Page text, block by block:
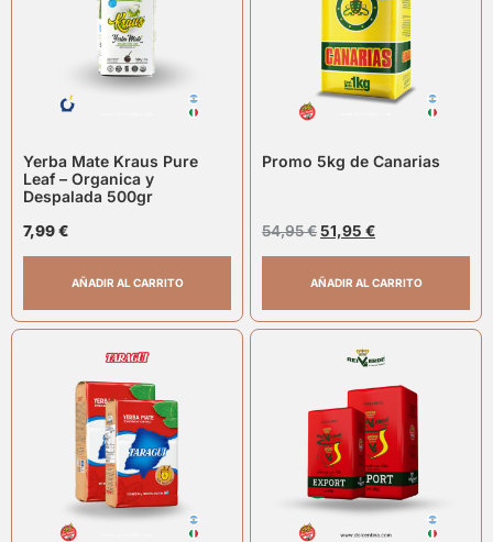
Yerba Mate Kraus Pure
Leaf – Organica y
Despalada 500gr
7,99€
AÑADIR AL CARRITO
Promo 5kg de Canarias
54,95€51,95 €
AÑADIR AL CARRITO